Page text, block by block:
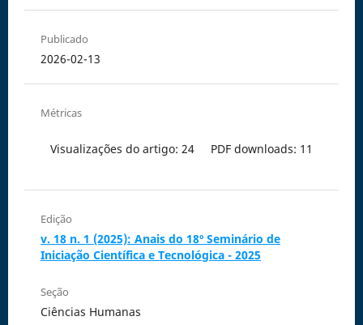
Publicado
2026-02-13
Métricas
Visualizações do artigo: 24 PDF downloads: 11
Edição
v. 18 n. 1 (2025): Anais do 18º Seminário de
Iniciação Científica e Tecnológica - 2025
Seção
Ciências Humanas